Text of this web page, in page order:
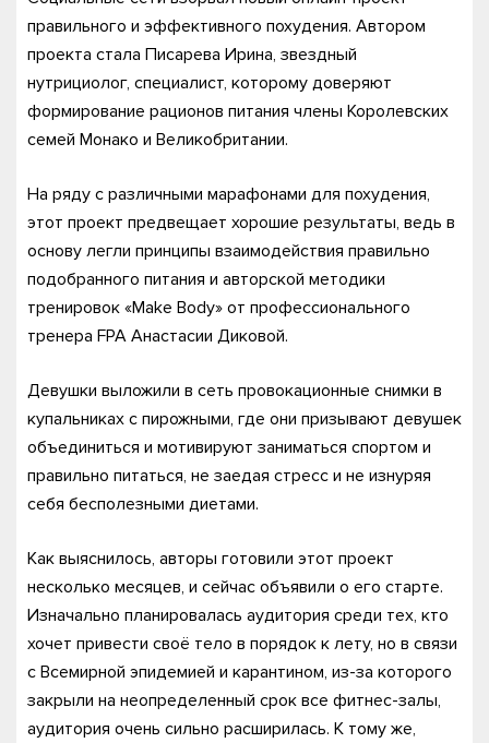
правильного и эффективного похудения. Автором
проекта стала Писарева Ирина, звездный
нутрициолог, специалист, которому доверяют
формирование рационов питания члены Королевских
семей Монако и Великобритании.
На ряду с различными марафонами для похудения,
этот проект предвещает хорошие результаты, ведь в
основу легли принципы взаимодействия правильно
подобранного питания и авторской методики
тренировок «Make Body» от профессионального
тренера FPA Анастасии Диковой.
Девушки выложили в сеть провокационные снимки в
купальниках с пирожными, где они призывают девушек
объединиться и мотивируют заниматься спортом и
правильно питаться, не заедая стресс и не изнуряя
себя бесполезными диетами.
Как выяснилось, авторы готовили этот проект
несколько месяцев, и сейчас объявили о его старте.
Изначально планировалась аудитория среди тех, кто
хочет привести своё тело в порядок к лету, но в связи
с Всемирной эпидемией и карантином, из-за которого
закрыли на неопределенный срок все фитнес-залы,
аудитория очень сильно расширилась. К тому же,